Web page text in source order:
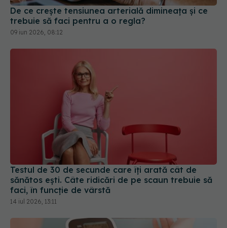
De ce crește tensiunea arterială dimineața și ce
trebuie să faci pentru a o regla?
09 iun 2026, 08:12
Testul de 30 de secunde care îți arată cât de
sănătos ești. Câte ridicări de pe scaun trebuie să
faci, în funcție de vârstă
14 iul 2026, 13:11